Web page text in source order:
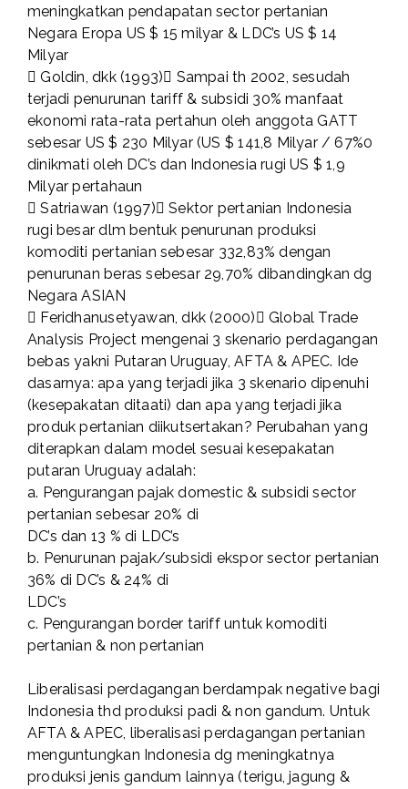
meningkatkan pendapatan sector pertanian
Negara Eropa US $ 15 milyar & LDC’s US $ 14
Milyar
 Goldin, dkk (1993) Sampai th 2002, sesudah
terjadi penurunan tariff & subsidi 30% manfaat
ekonomi rata-rata pertahun oleh anggota GATT
sebesar US $ 230 Milyar (US $ 141,8 Milyar / 67%0
dinikmati oleh DC’s dan Indonesia rugi US $ 1,9
Milyar pertahaun
 Satriawan (1997) Sektor pertanian Indonesia
rugi besar dlm bentuk penurunan produksi
komoditi pertanian sebesar 332,83% dengan
penurunan beras sebesar 29,70% dibandingkan dg
Negara ASIAN
 Feridhanusetyawan, dkk (2000) Global Trade
Analysis Project mengenai 3 skenario perdagangan
bebas yakni Putaran Uruguay, AFTA & APEC. Ide
dasarnya: apa yang terjadi jika 3 skenario dipenuhi
(kesepakatan ditaati) dan apa yang terjadi jika
produk pertanian diikutsertakan? Perubahan yang
diterapkan dalam model sesuai kesepakatan
putaran Uruguay adalah:
a. Pengurangan pajak domestic & subsidi sector
pertanian sebesar 20% di
DC’s dan 13 % di LDC’s
b. Penurunan pajak/subsidi ekspor sector pertanian
36% di DC’s & 24% di
LDC’s
c. Pengurangan border tariff untuk komoditi
pertanian & non pertanian
Liberalisasi perdagangan berdampak negative bagi
Indonesia thd produksi padi & non gandum. Untuk
AFTA & APEC, liberalisasi perdagangan pertanian
menguntungkan Indonesia dg meningkatnya
produksi jenis gandum lainnya (terigu, jagung &